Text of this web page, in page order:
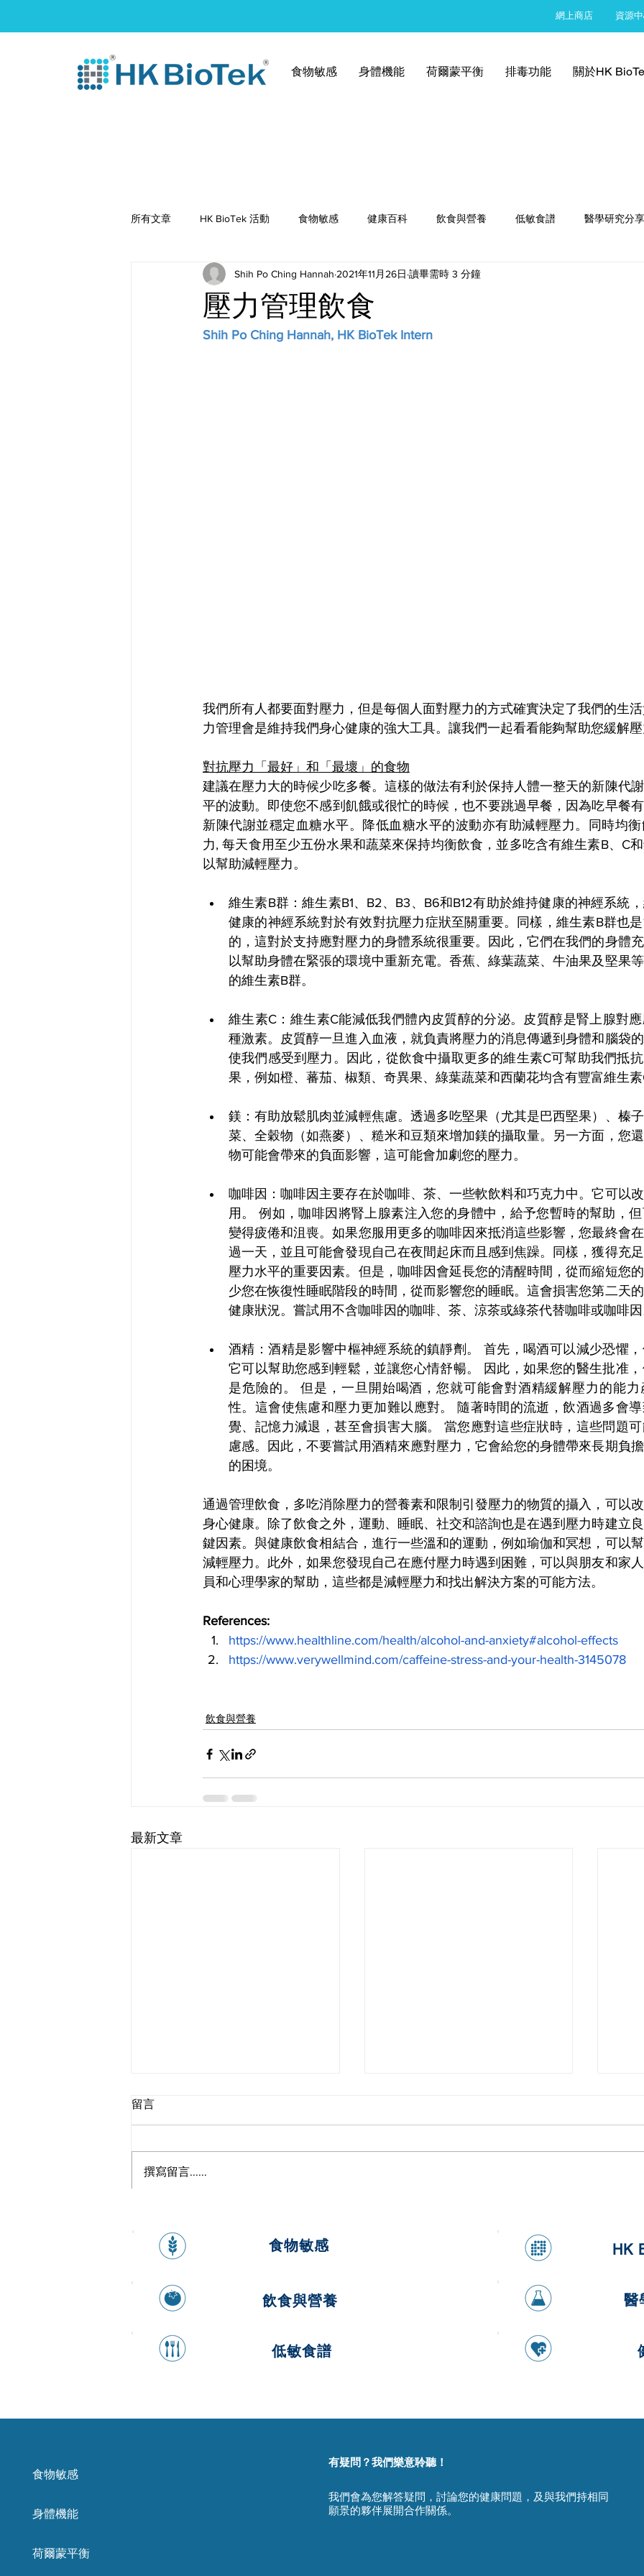
網上商店 資源
食物敏感 身體機能 荷爾蒙平衡 排毒功能 關於HK
所有文章 HK BioTek 活動 食物敏感 健康百科 飲食與營養 低敏食譜 醫學研究分享
壓力管理飲食
Shih Po Ching Hannah 2021年11月26日 讀畢需時 3 分鐘
Shih Po Ching Hannah, HK BioTek Intern
我們所有人都要面對壓力，但是每個人面對壓力的方式確實決定了我們的生
力管理會是維持我們身心健康的強大工具。讓我們一起看看能夠幫助您緩解
對抗壓力「最好」和「最壞」的食物
建議在壓力大的時候少吃多餐。這樣的做法有利於保持人體一整天的新陳代
平的波動。即使您不感到飢餓或很忙的時候，也不要跳過早餐，因為吃早餐
新陳代謝並穩定血糖水平。降低血糖水平的波動亦有助減輕壓力。同時均
力, 每天食用至少五份水果和蔬菜來保持均衡飲食，並多吃含有維生素B、C
以幫助減輕壓力。
維生素B群：維生素B1、B2、B3、B6和B12有助於維持健康的神經系統
健康的神經系統對於有效對抗壓力症狀至關重要。同樣，維生素B群也
的，這對於支持應對壓力的身體系統很重要。因此，它們在我們的身體
以幫助身體在緊張的環境中重新充電。香蕉、綠葉蔬菜、牛油果及堅果
的維生素B群。
維生素C：維生素C能減低我們體內皮質醇的分泌。皮質醇是腎上腺對
種激素。皮質醇一旦進入血液，就負責將壓力的消息傳遞到身體和腦袋
使我們感受到壓力。因此，從飲食中攝取更多的維生素C可幫助我們抵
果，例如橙、蕃茄、椒類、奇異果、綠葉蔬菜和西蘭花均含有豐富維生
鎂：有助放鬆肌肉並減輕焦慮。透過多吃堅果（尤其是巴西堅果）、榛
菜、全穀物（如燕麥）、糙米和豆類來增加鎂的攝取量。另一方面，您
物可能會帶來的負面影響，這可能會加劇您的壓力。
咖啡因：咖啡因主要存在於咖啡、茶、一些軟飲料和巧克力中。它可以
用。 例如，咖啡因將腎上腺素注入您的身體中，給予您暫時的幫助，
變得疲倦和沮喪。如果您服用更多的咖啡因來抵消這些影響，您最終會
過一天，並且可能會發現自己在夜間起床而且感到焦躁。同樣，獲得充
壓力水平的重要因素。但是，咖啡因會延長您的清醒時間，從而縮短您
少您在恢復性睡眠階段的時間，從而影響您的睡眠。這會損害您第二天
健康狀況。嘗試用不含咖啡因的咖啡、茶、涼茶或綠茶代替咖啡或咖啡
酒精：酒精是影響中樞神經系統的鎮靜劑。 首先，喝酒可以減少恐懼
它可以幫助您感到輕鬆，並讓您心情舒暢。 因此，如果您的醫生批准
是危險的。 但是，一旦開始喝酒，您就可能會對酒精緩解壓力的能
性。這會使焦慮和壓力更加難以應對。 隨著時間的流逝，飲酒過多會
覺、記憶力減退，甚至會損害大腦。 當您應對這些症狀時，這些問題
慮感。因此，不要嘗試用酒精來應對壓力，它會給您的身體帶來長期負
的困境。
通過管理飲食，多吃消除壓力的營養素和限制引發壓力的物質的攝入，可以
身心健康。除了飲食之外，運動、睡眠、社交和諮詢也是在遇到壓力時建立
鍵因素。與健康飲食相結合，進行一些溫和的運動，例如瑜伽和冥想，可以
減輕壓力。此外，如果您發現自己在應付壓力時遇到困難，可以與朋友和家
員和心理學家的幫助，這些都是減輕壓力和找出解決方案的可能方法。
References:
https://www.healthline.com/health/alcohol-and-anxiety#alcohol-effects
https://www.verywellmind.com/caffeine-stress-and-your-health-3145078
飲食與營養
最新文章
留言
撰寫留言......
食物敏感
飲食與營養
低敏食譜
HK
醫
食物敏感
身體機能
荷爾蒙平衡
有疑問？我們樂意聆聽！
我們會為您解答疑問，討論您的健康問題，及與我們持相同
願景的夥伴展開合作關係。